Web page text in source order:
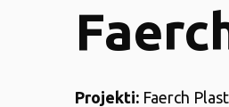
Projekti: Faerch